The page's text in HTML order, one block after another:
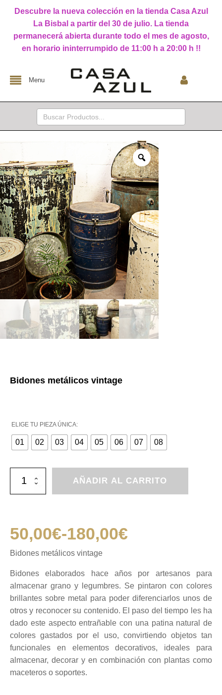
Descubre la nueva colección en la tienda Casa Azul
La Bisbal a partir del 30 de julio. La tienda
permanecerá abierta durante todo el mes de agosto,
en horario ininterrumpido de 11:00 h a 20:00 h !!
Menu
Buscar:
Bidones metálicos vintage
ELIGE TU PIEZA ÚNICA:
01 02 03 04 05 06 07 08
Bidones
metálicos
vintage
AÑADIR AL CARRITO
50,00€-180,00€
Rango
de
precios:
desde
50,00€
hasta
Bidones metálicos vintage
Bidones elaborados hace años por artesanos para
almacenar grano y legumbres. Se pintaron con colores
brillantes sobre metal para poder diferenciarlos unos de
otros y reconocer su contenido. El paso del tiempo les ha
dado este aspecto entrañable con una patina natural de
colores gastados por el uso, convirtiendo objetos tan
funcionales en elementos decorativos, ideales para
almacenar, decorar y en combinación con plantas como
maceteros o soportes.